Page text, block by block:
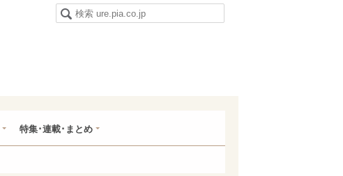
特集･連載･まとめ